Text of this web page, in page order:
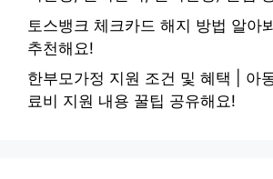
토스뱅크 체크카드 해지 방법 알아
추천해요!
한부모가정 지원 조건 및 혜택 | 아
료비 지원 내용 꿀팁 공유해요!